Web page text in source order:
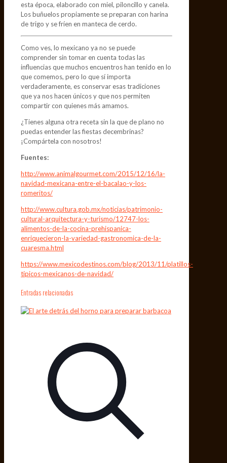
esta época, elaborado con miel, piloncillo y canela.
Los buñuelos propiamente se preparan con harina
de trigo y se fríen en manteca de cerdo.
Como ves, lo mexicano ya no se puede
comprender sin tomar en cuenta todas las
influencias que muchos encuentros han tenido en lo
que comemos, pero lo que sí importa
verdaderamente, es conservar esas tradiciones
que ya nos hacen únicos y que nos permiten
compartir con quienes más amamos.
¿Tienes alguna otra receta sin la que de plano no
puedas entender las fiestas decembrinas?
¡Compártela con nosotros!
Fuentes:
http://www.animalgourmet.com/2015/12/16/la-
navidad-mexicana-entre-el-bacalao-y-los-
romeritos/
http://www.cultura.gob.mx/noticias/patrimonio-
cultural-arquitectura-y-turismo/12747-los-
alimentos-de-la-cocina-prehispanica-
enriquecieron-la-variedad-gastronomica-de-la-
cuaresma.html
https://www.mexicodestinos.com/blog/2013/11/platillos-
tipicos-mexicanos-de-navidad/
Entradas relacionadas